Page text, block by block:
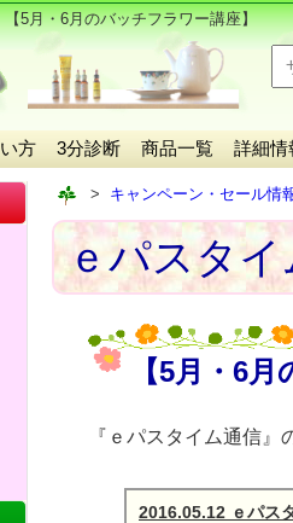
【5月・6月のバッチフラワー講座】
方 3分診断 商品一覧 詳細情
キャンペーン・セール情
ｅパスタ
【5月・6
『ｅパスタイム通信』
2016.05.12 ｅパス